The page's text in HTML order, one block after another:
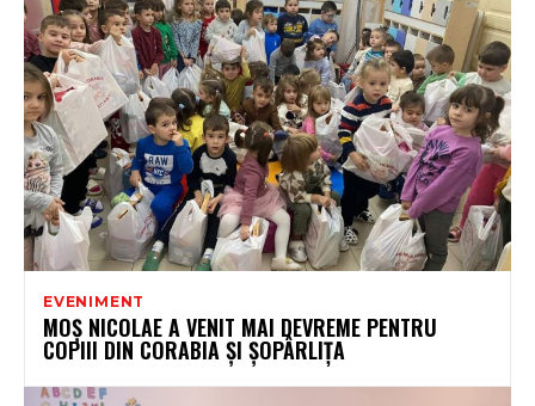
EVENIMENT
MOȘ NICOLAE A VENIT MAI DEVREME PENTRU
COPIII DIN CORABIA ȘI ȘOPÂRLIȚA